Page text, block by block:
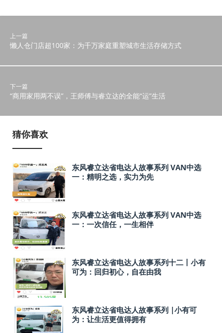
上一篇
懒人仓门店超100家：为千万家庭重塑城市生活存储方式
下一篇
“商用家用两不误”，王师傅与睿立达的全能“运”生活
猜你喜欢
东风睿立达省电达人故事系列 VAN中选
一：精明之选，实力为先
东风睿立达省电达人故事系列 VAN中选
一：一次信任，一生相伴
东风睿立达省电达人故事系列十二丨小有
可为：回归初心，自在由我
东风睿立达省电达人故事系列 |小有可
为：让生活更值得拥有